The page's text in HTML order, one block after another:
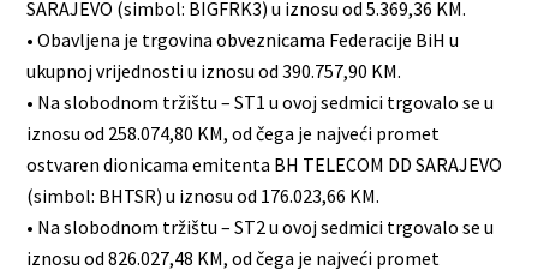
SARAJEVO (simbol: BIGFRK3) u iznosu od 5.369,36 KM.
• Obavljena je trgovina obveznicama Federacije BiH u
ukupnoj vrijednosti u iznosu od 390.757,90 KM.
• Na slobodnom tržištu – ST1 u ovoj sedmici trgovalo se u
iznosu od 258.074,80 KM, od čega je najveći promet
ostvaren dionicama emitenta BH TELECOM DD SARAJEVO
(simbol: BHTSR) u iznosu od 176.023,66 KM.
• Na slobodnom tržištu – ST2 u ovoj sedmici trgovalo se u
iznosu od 826.027,48 KM, od čega je najveći promet